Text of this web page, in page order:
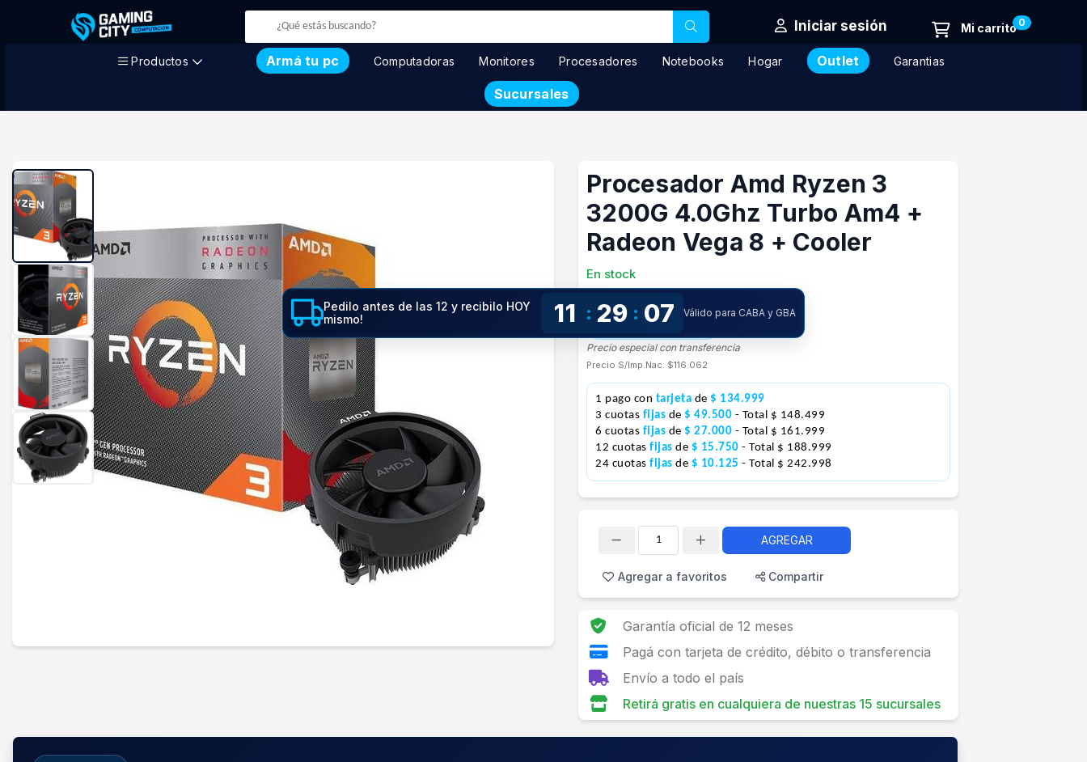
Iniciar sesión 0
Productos Armá tu pc Computadoras Monitores Procesadores Notebooks Hogar Outlet Garantias
Sucursales
Procesador Amd Ryzen 3
3200G 4.0Ghz Turbo Am4 +
Radeon Vega 8 + Cooler
En stock
$ 128.249
Precio especial con transferencia
Precio S/Imp.Nac. $116.062
1 pago con tarjeta de $ 134.999
3 cuotas fijas de $ 49.500 - Total $ 148.499
6 cuotas fijas de $ 27.000 - Total $ 161.999
12 cuotas fijas de $ 15.750 - Total $ 188.999
24 cuotas fijas de $ 10.125 - Total $ 242.998
Pedilo antes de las 12 y recibilo HOY
mismo!
11 : 29 : 06 Válido para CABA y GBA
AGREGAR
Agregar a favoritos Compartir
Garantía oficial de 12 meses
Pagá con tarjeta de crédito, débito o transferencia
Envío a todo el país
Retirá gratis en cualquiera de nuestras 15 sucursales